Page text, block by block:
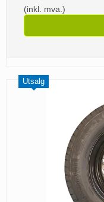
(inkl. mva.)
Utsalg